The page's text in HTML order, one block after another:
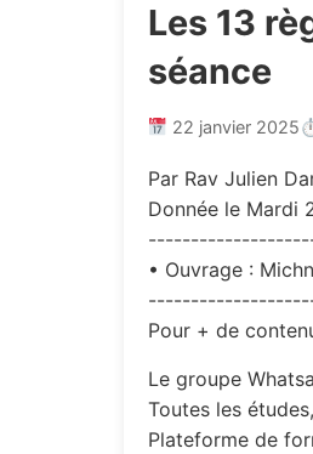
Les 13
séance
22 janvier 2025
Par Rav Julien
Donnée le Mardi
• Ouvrage :
Pour + de
Le groupe
Toutes les
Plateforme de